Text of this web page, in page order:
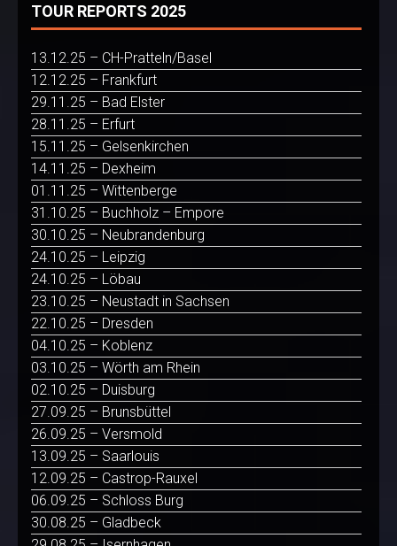
TOUR REPORTS 2025
13.12.25 – CH-Pratteln/Basel
12.12.25 – Frankfurt
29.11.25 – Bad Elster
28.11.25 – Erfurt
15.11.25 – Gelsenkirchen
14.11.25 – Dexheim
01.11.25 – Wittenberge
31.10.25 – Buchholz – Empore
30.10.25 – Neubrandenburg
24.10.25 – Leipzig
24.10.25 – Löbau
23.10.25 – Neustadt in Sachsen
22.10.25 – Dresden
04.10.25 – Koblenz
03.10.25 – Wörth am Rhein
02.10.25 – Duisburg
27.09.25 – Brunsbüttel
26.09.25 – Versmold
13.09.25 – Saarlouis
12.09.25 – Castrop-Rauxel
06.09.25 – Schloss Burg
30.08.25 – Gladbeck